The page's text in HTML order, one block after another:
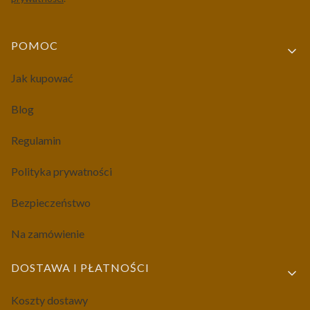
Linki w stopce
POMOC
Jak kupować
Blog
Regulamin
Polityka prywatności
Bezpieczeństwo
Na zamówienie
DOSTAWA I PŁATNOŚCI
Koszty dostawy